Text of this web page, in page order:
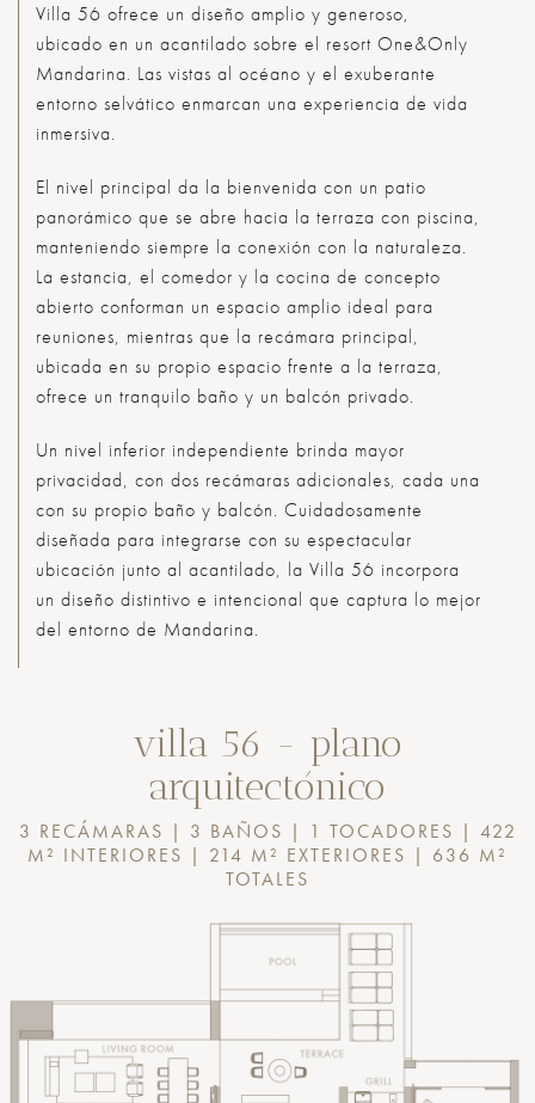
Villa 56 ofrece un diseño amplio y generoso,
ubicado en un acantilado sobre el resort One&Only
Mandarina. Las vistas al océano y el exuberante
entorno selvático enmarcan una experiencia de vida
inmersiva.
El nivel principal da la bienvenida con un patio
panorámico que se abre hacia la terraza con piscina,
manteniendo siempre la conexión con la naturaleza.
La estancia, el comedor y la cocina de concepto
abierto conforman un espacio amplio ideal para
reuniones, mientras que la recámara principal,
ubicada en su propio espacio frente a la terraza,
ofrece un tranquilo baño y un balcón privado.
Un nivel inferior independiente brinda mayor
privacidad, con dos recámaras adicionales, cada una
con su propio baño y balcón. Cuidadosamente
diseñada para integrarse con su espectacular
ubicación junto al acantilado, la Villa 56 incorpora
un diseño distintivo e intencional que captura lo mejor
del entorno de Mandarina.
villa 56 - plano
arquitectónico
3 RECÁMARAS | 3 BAÑOS | 1 TOCADORES | 422
M² INTERIORES | 214 M² EXTERIORES | 636 M²
TOTALES